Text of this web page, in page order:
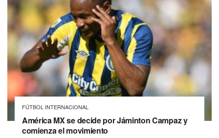
FÚTBOL INTERNACIONAL
América MX se decide por Jáminton Campaz y
comienza el movimiento